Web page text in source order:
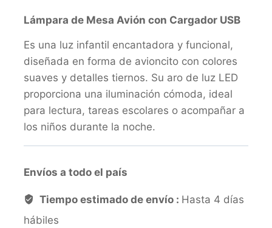
Lámpara de Mesa Avión con Cargador USB
Es una luz infantil encantadora y funcional,
diseñada en forma de avioncito con colores
suaves y detalles tiernos. Su aro de luz LED
proporciona una iluminación cómoda, ideal
para lectura, tareas escolares o acompañar a
los niños durante la noche.
Envíos a todo el país
Tiempo estimado de envío : Hasta 4 días
hábiles